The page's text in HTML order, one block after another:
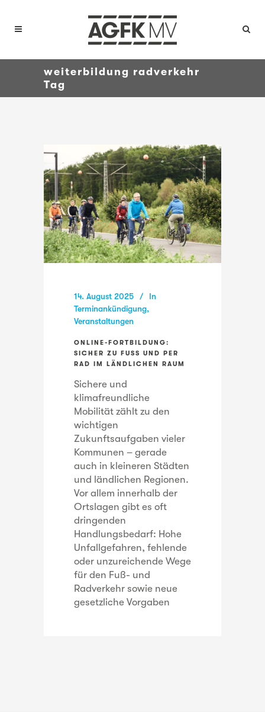
weiterbildung radverkehr
Tag
14. August 2025
In
Terminankündigung,
Veranstaltungen
ONLINE-FORTBILDUNG:
SICHER ZU FUSS UND PER R
AD IM LÄNDLICHEN RAUM
Sichere und
klimafreundliche
Mobilität zählt zu den
wichtigen
Zukunftsaufgaben vieler
Kommunen – gerade
auch in kleineren Städten
und ländlichen Regionen.
Vor allem innerhalb der
Ortslagen gibt es oft
dringenden
Handlungsbedarf: Hohe
Unfallgefahren, fehlende
oder unzureichende Wege
für den Fuß- und
Radverkehr sowie neue
gesetzliche Vorgaben